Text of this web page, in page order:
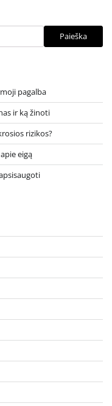
Paieška
pagalba
ir ką žinoti
rizikos?
eigą